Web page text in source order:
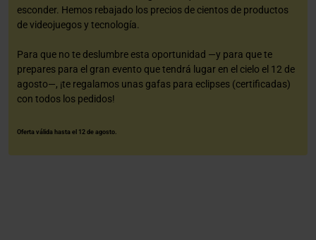
esconder. Hemos rebajado los precios de cientos de productos
de videojuegos y tecnología.
Para que no te deslumbre esta oportunidad —y para que te
prepares para el gran evento que tendrá lugar en el cielo el 12 de
agosto—, ¡te regalamos unas gafas para eclipses (certificadas)
con todos los pedidos!
Oferta válida hasta el 12 de agosto.